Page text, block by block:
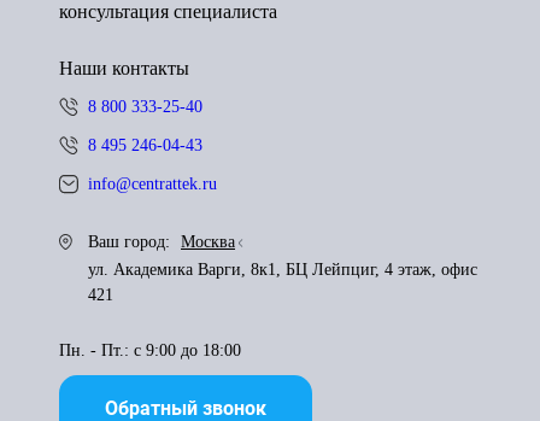
консультация специалиста
Наши контакты
8 800 333-25-40
8 495 246-04-43
info@centrattek.ru
Ваш город:
Москва
ул. Академика Варги, 8к1, БЦ Лейпциг, 4 этаж, офис
421
Пн. - Пт.: с 9:00 до 18:00
Обратный звонок